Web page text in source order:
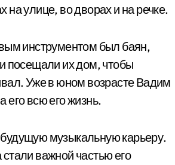
на улице, во дворах и на речке.
инструментом был баян,
посещали их дом, чтобы
Уже в юном возрасте Вадим
его всю его жизнь.
музыкальную карьеру.
важной частью его